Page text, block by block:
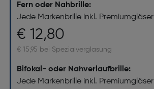
Fern oder Nahbrille:
Jede Markenbrille inkl. Premiumgläser
€ 12,80
€ 15,95 bei Spezialverglasung
Bifokal- oder Nahverlaufbrille:
Jede Markenbrille inkl. Premiumgläser